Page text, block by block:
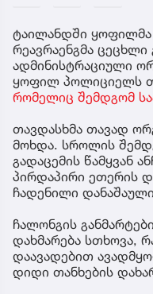
ტაილანდში
რეავრაენგმა
ადმინისტრაციული
ყოფილ პოლიციელს
რომელიც შემდგომ
თავდასხმა თავად
მოხდა. სროლის
გადაცემის წამყვან
პირდაპირი ეთერის
ჩადენილი
ჩალონგის
დახმარება სთხოვა,
დაავადებით
დიდი თანხების